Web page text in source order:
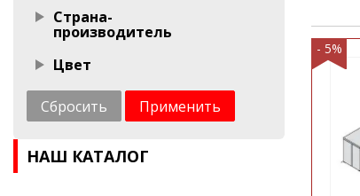
Страна-
производитель
Цвет
Сбросить Применить
НАШ КАТАЛОГ
- 5%